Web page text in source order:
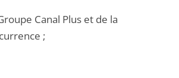
Canal Plus et de la
;